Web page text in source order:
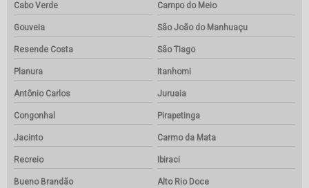
Cabo Verde Campo do Meio
Gouveia São João do Manhuaçu
Resende Costa São Tiago
Planura Itanhomi
Antônio Carlos Juruaia
Congonhal Pirapetinga
Jacinto Carmo da Mata
Recreio Ibiraci
Bueno Brandão Alto Rio Doce